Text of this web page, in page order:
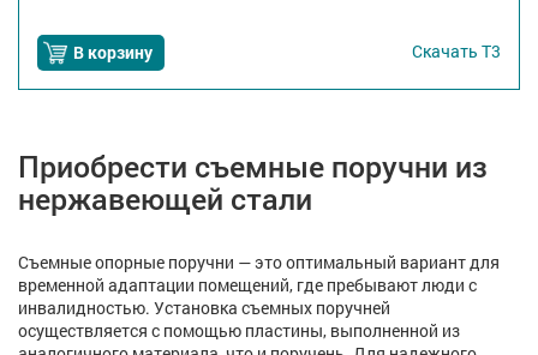
В корзину Скачать Т3
Приобрести съемные поручни из
нержавеющей стали
Съемные опорные поручни — это оптимальный вариант для
временной адаптации помещений, где пребывают люди с
инвалидностью. Установка съемных поручней
осуществляется с помощью пластины, выполненной из